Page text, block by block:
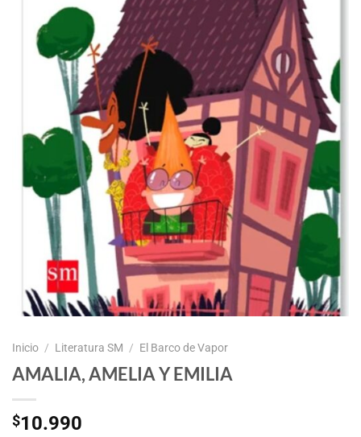
Inicio / Literatura SM / El Barco de Vapor
AMALIA, AMELIA Y EMILIA
$10.990